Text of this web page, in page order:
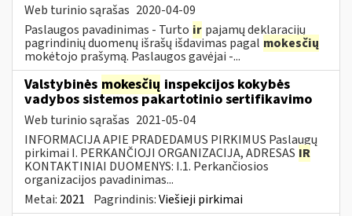
Web turinio sąrašas 2020-04-09
Paslaugos pavadinimas - Turto ir pajamų deklaracijų
pagrindinių duomenų išrašų išdavimas pagal mokesčių
mokėtojo prašymą. Paslaugos gavėjai -...
Valstybinės mokesčių inspekcijos kokybės
vadybos sistemos pakartotinio sertifikavimo
Web turinio sąrašas 2021-05-04
INFORMACIJA APIE PRADEDAMUS PIRKIMUS Paslaugų
pirkimai I. PERKANČIOJI ORGANIZACIJA, ADRESAS IR
KONTAKTINIAI DUOMENYS: I.1. Perkančiosios
organizacijos pavadinimas...
Metai: 2021 Pagrindinis:Viešieji pirkimai